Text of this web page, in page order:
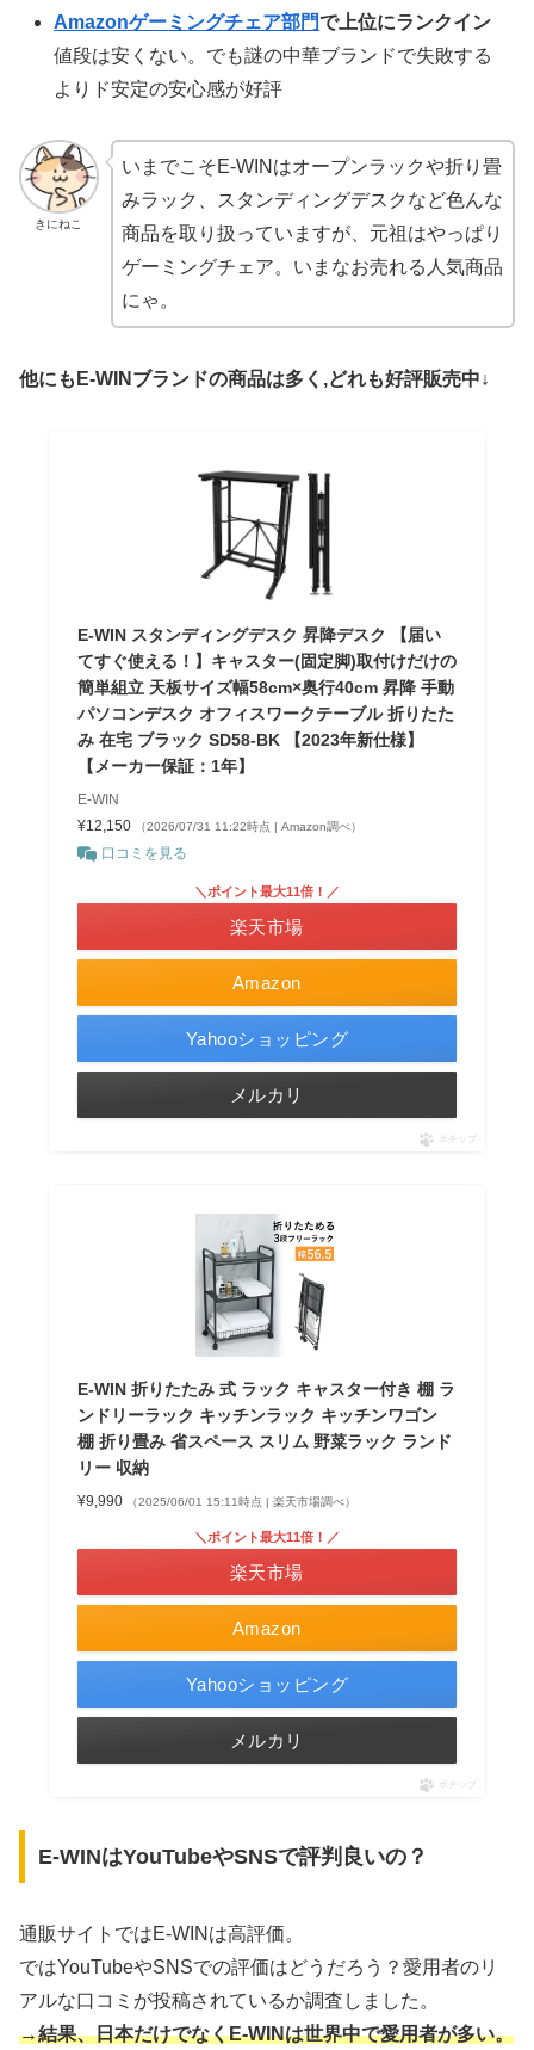
Amazonゲーミングチェア部門で上位にランクイン
値段は安くない。でも謎の中華ブランドで失敗する
よりド安定の安心感が好評
きにねこ
いまでこそE-WINはオープンラックや折り畳
みラック、スタンディングデスクなど色んな
商品を取り扱っていますが、元祖はやっぱり
ゲーミングチェア。いまなお売れる人気商品
にゃ。
他にもE-WINブランドの商品は多く,どれも好評販売中↓
E-WIN スタンディングデスク 昇降デスク 【届い
てすぐ使える！】キャスター(固定脚)取付けだけの
簡単組立 天板サイズ幅58cm×奥行40cm 昇降 手動
パソコンデスク オフィスワークテーブル 折りたた
み 在宅 ブラック SD58-BK 【2023年新仕様】
【メーカー保証：1年】
E-WIN
¥12,150
（2026/07/31 11:22時点 | Amazon調べ）
口コミを見る
Amazon
＼ポイント最大11倍！／
楽天市場
Yahooショッピング
メルカリ
ポチップ
E-WIN 折りたたみ 式 ラック キャスター付き 棚 ラ
ンドリーラック キッチンラック キッチンワゴン
棚 折り畳み 省スペース スリム 野菜ラック ランド
リー 収納
¥9,990 （2025/06/01 15:11時点 | 楽天市場調べ）
Amazon
＼ポイント最大11倍！／
楽天市場
Yahooショッピング
メルカリ
ポチップ
E-WINはYouTubeやSNSで評判良いの？
通販サイトではE-WINは高評価。
ではYouTubeやSNSでの評価はどうだろう？愛用者のリ
アルな口コミが投稿されているか調査しました。
→結果、日本だけでなくE-WINは世界中で愛用者が多い。